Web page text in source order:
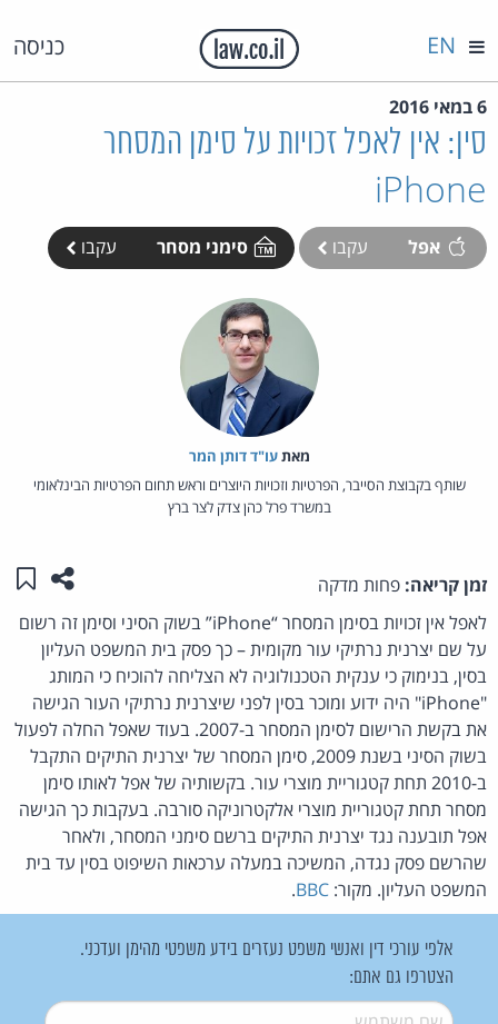
כניסה EN
6 במאי 2016
סין: אין לאפל זכויות על סימן המסחר
iPhone
אפל עקבו סימני מסחר עקבו
מאת‏עו"ד דותן המר
שותף בקבוצת הסייבר, הפרטיות וזכויות היוצרים וראש תחום הפרטיות הבינלאומי
במשרד פרל כהן צדק לצר ברץ
זמן קריאה: פחות מדקה שתפו
לאפל אין זכויות בסימן המסחר “iPhone” בשוק הסיני וסימן זה רשום
על שם יצרנית נרתיקי עור מקומית – כך פסק בית המשפט העליון
בסין, בנימוק כי ענקית הטכנולוגיה לא הצליחה להוכיח כי המותג
"iPhone" היה ידוע ומוכר בסין לפני שיצרנית נרתיקי העור הגישה
את בקשת הרישום לסימן המסחר ב-2007. בעוד שאפל החלה לפעול
בשוק הסיני בשנת 2009, סימן המסחר של יצרנית התיקים התקבל
ב-2010 תחת קטגוריית מוצרי עור. בקשותיה של אפל לאותו סימן
מסחר תחת קטגוריית מוצרי אלקטרוניקה סורבה. בעקבות כך הגישה
אפל תובענה נגד יצרנית התיקים ברשם סימני המסחר, ולאחר
שהרשם פסק נגדה, המשיכה במעלה ערכאות השיפוט בסין עד בית
המשפט העליון. מקור: BBC
.
אלפי עורכי דין ואנשי משפט נעזרים בידע משפטי מהימן ועדכני.
הצטרפו גם אתם:
שם משתמש*